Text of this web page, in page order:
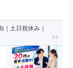
｜土日祝休み｜